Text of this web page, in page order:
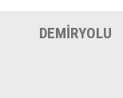
DEMİRYOLU